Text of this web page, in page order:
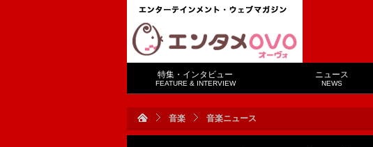
特集・インタビュー
FEATURE & INTERVIEW
ニュース
NEWS
音楽 音楽ニュース